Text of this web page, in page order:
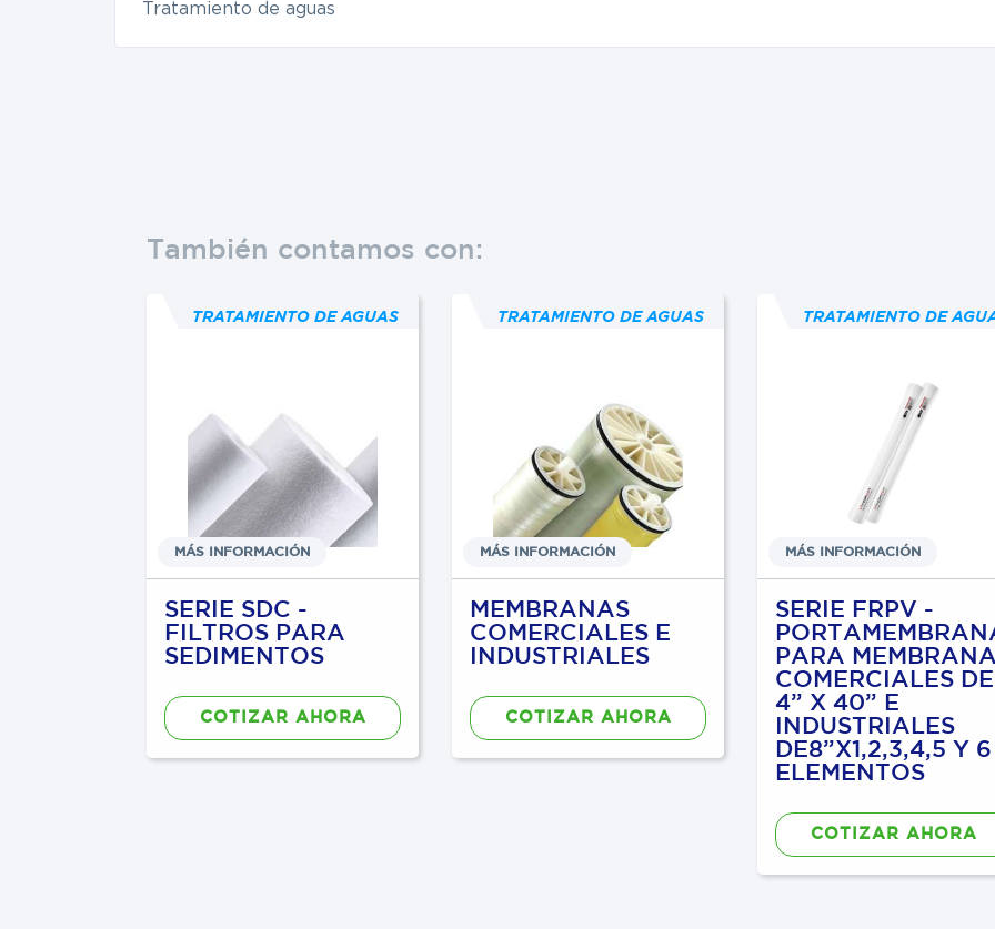
Tratamiento de aguas
También contamos con:
TRATAMIENTO DE AGUAS
MÁS INFORMACIÓN
SERIE SDC -
FILTROS PARA
SEDIMENTOS
COTIZAR AHORA
TRATAMIENTO DE AGUAS
MÁS INFORMACIÓN
MEMBRANAS
COMERCIALES E
INDUSTRIALES
COTIZAR AHORA
TRATAMIENTO DE
MÁS INFORMACIÓN
SERIE FRPV -
PARA
COMERCIALES DE
4” X 40” E
INDUSTRIALES
DE8”X1,2,3,4,5 Y 6
ELEMENTOS
COTIZAR AHORA